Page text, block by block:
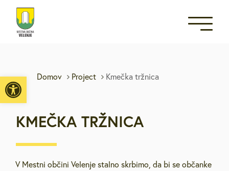
Open toolbar
Domov Project Kmečka tržnica
KMEČKA TRŽNICA
V Mestni občini Velenje stalno skrbimo, da bi se občanke